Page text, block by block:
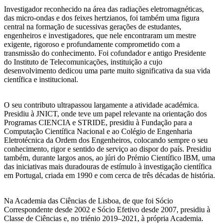
Investigador reconhecido na área das radiações eletromagnéticas,
das micro-ondas e dos feixes hertzianos, foi também uma figura
central na formação de sucessivas gerações de estudantes,
engenheiros e investigadores, que nele encontraram um mestre
exigente, rigoroso e profundamente comprometido com a
transmissão do conhecimento. Foi cofundador e antigo Presidente
do Instituto de Telecomunicações, instituição a cujo
desenvolvimento dedicou uma parte muito significativa da sua vida
científica e institucional.
O seu contributo ultrapassou largamente a atividade académica.
Presidiu à JNICT, onde teve um papel relevante na orientação dos
Programas CIENCIA e STRIDE, presidiu à Fundação para a
Computação Científica Nacional e ao Colégio de Engenharia
Eletrotécnica da Ordem dos Engenheiros, colocando sempre o seu
conhecimento, rigor e sentido de serviço ao dispor do país. Presidiu
também, durante largos anos, ao júri do Prémio Científico IBM, uma
das iniciativas mais duradouras de estímulo à investigação científica
em Portugal, criada em 1990 e com cerca de três décadas de história.
Na Academia das Ciências de Lisboa, de que foi Sócio
Correspondente desde 2002 e Sócio Efetivo desde 2007, presidiu à
Classe de Ciências e, no triénio 2019–2021, à própria Academia.